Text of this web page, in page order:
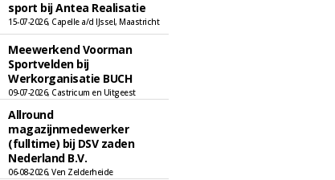
sport bij Antea Realisatie
15-07-2026, Capelle a/d IJssel, Maastricht
Meewerkend Voorman
Sportvelden bij
Werkorganisatie BUCH
09-07-2026, Castricum en Uitgeest
Allround
magazijnmedewerker
(fulltime) bij DSV zaden
Nederland B.V.
06-08-2026, Ven Zelderheide